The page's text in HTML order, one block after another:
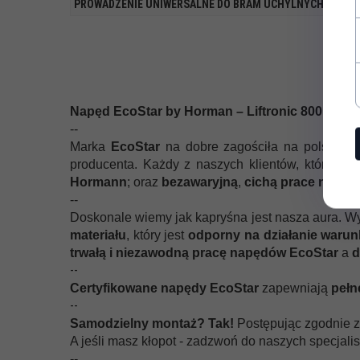
Napęd EcoStar by Horman – Liftronic 800
to
--
Marka
EcoStarna dobre zagościła na polskim
producenta. Każdy z naszych klientów, którzy
Hormann; oraz bezawaryjną, cichą prace napędu
--
Doskonale wiemy jak kapryśna jest nasza aura.
materiału, który jestodporny na działanie
trwałą i niezawodną pracę napędów EcoStar a
--
Certyfikowane napędy EcoStar zapewniają
--
Samodzielny montaż? Tak! Postępując zgodnie
A jeśli masz kłopot - zadzwoń do naszych
PROWADZENIE UNIWERSALNE DO BRAM UCHYLNYCH I